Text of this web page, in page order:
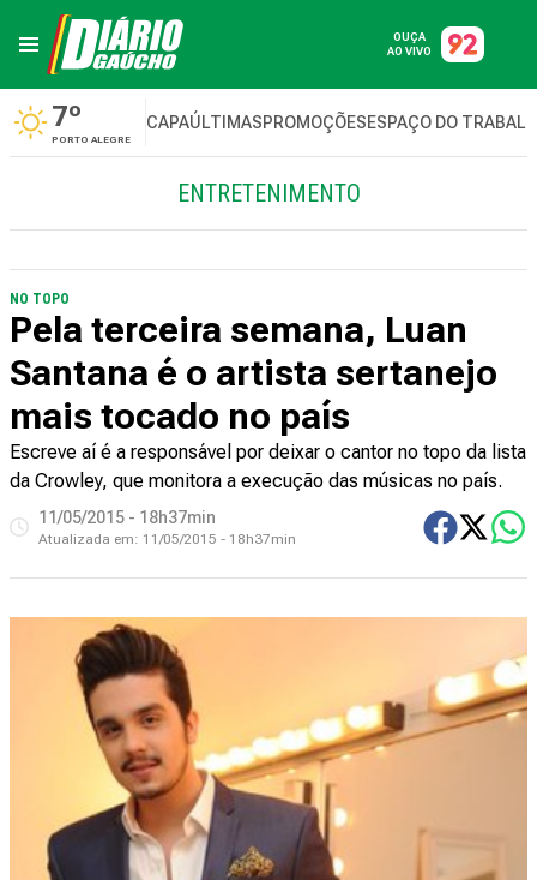
OUÇA
AO VIVO
7º
PORTO ALEGRE
CAPAÚLTIMASPROMOÇÕESESPAÇO DO
ENTRETENIMENTO
NO TOPO
Pela terceira semana, Luan
Santana é o artista sertanejo
mais tocado no país
Escreve aí é a responsável por deixar o cantor no topo da lista
da Crowley, que monitora a execução das músicas no país.
11/05/2015 - 18h37min
Atualizada em: 11/05/2015 - 18h37min